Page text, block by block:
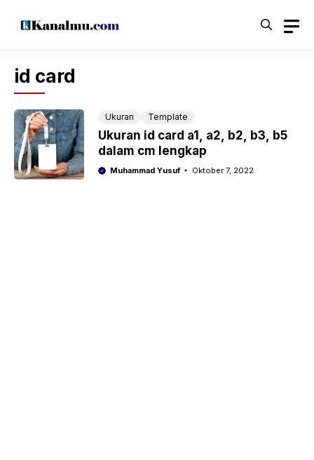
id card
Ukuran Template
Ukuran id card a1, a2, b2, b3, b5
dalam cm lengkap
Muhammad Yusuf Oktober 7, 2022